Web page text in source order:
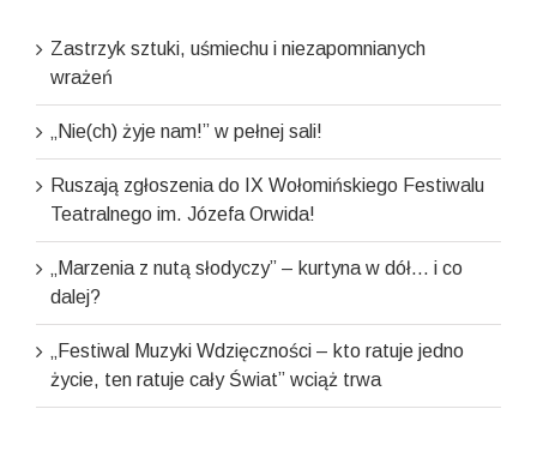
Zastrzyk sztuki, uśmiechu i niezapomnianych
wrażeń
„Nie(ch) żyje nam!” w pełnej sali!
Ruszają zgłoszenia do IX Wołomińskiego Festiwalu
Teatralnego im. Józefa Orwida!
„Marzenia z nutą słodyczy” – kurtyna w dół… i co
dalej?
„Festiwal Muzyki Wdzięczności – kto ratuje jedno
życie, ten ratuje cały Świat” wciąż trwa